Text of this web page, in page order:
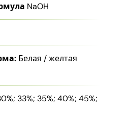
NaOH
Белая / желтая
33%; 35%; 40%; 45%;